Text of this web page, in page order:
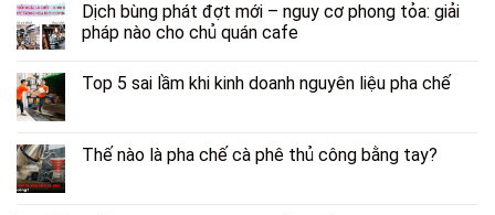
Dịch bùng phát đợt mới – nguy cơ phong tỏa: giải
pháp nào cho chủ quán cafe
Top 5 sai lầm khi kinh doanh nguyên liệu pha chế
Thế nào là pha chế cà phê thủ công bằng tay?